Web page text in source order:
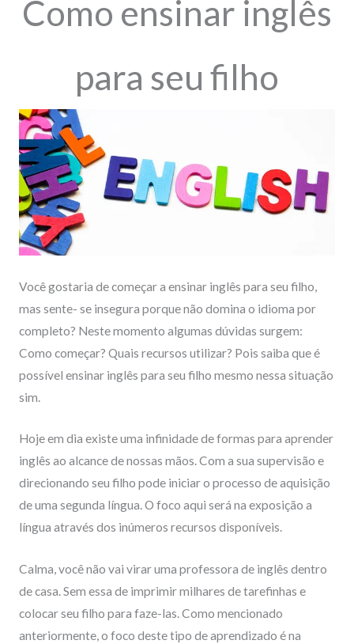
Como ensinar inglês
para seu filho
Você gostaria de começar a ensinar inglês para seu filho,
mas sente- se insegura porque não domina o idioma por
completo? Neste momento algumas dúvidas surgem:
Como começar? Quais recursos utilizar? Pois saiba que é
possível ensinar inglês para seu filho mesmo nessa situação
sim.
Hoje em dia existe uma infinidade de formas para aprender
inglês ao alcance de nossas mãos. Com a sua supervisão e
direcionando seu filho pode iniciar o processo de aquisição
de uma segunda língua. O foco aqui será na exposição a
língua através dos inúmeros recursos disponíveis.
Calma, você não vai virar uma professora de inglês dentro
de casa. Sem essa de imprimir milhares de tarefinhas e
colocar seu filho para faze-las. Como mencionado
anteriormente, o foco deste tipo de aprendizado é na